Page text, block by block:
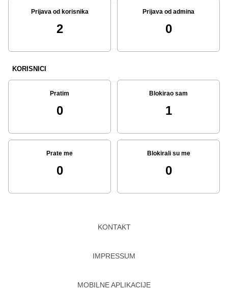
Prijava od korisnika
2
Prijava od admina
0
KORISNICI
Pratim
0
Blokirao sam
1
Prate me
0
Blokirali su me
0
KONTAKT
IMPRESSUM
MOBILNE APLIKACIJE